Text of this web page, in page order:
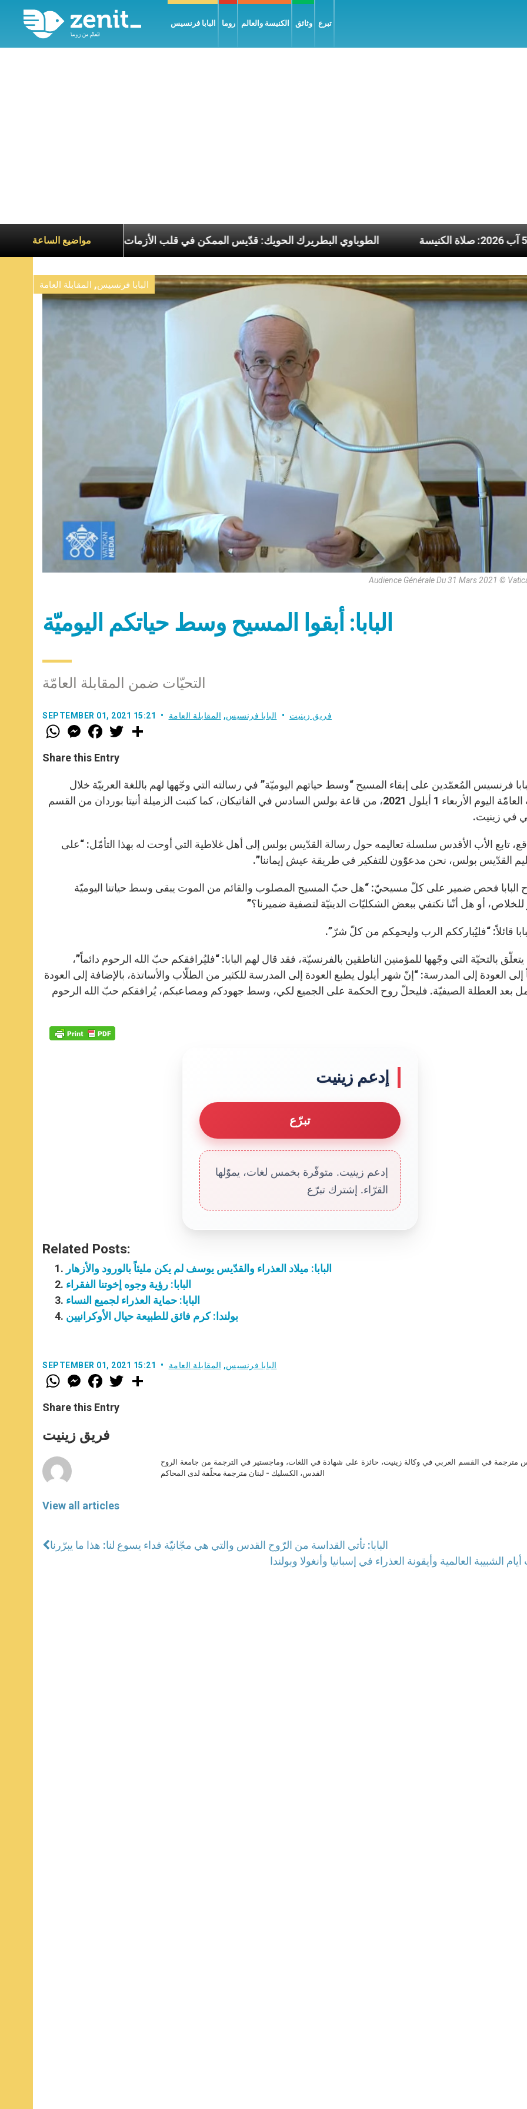
البابا فرنسيس روما الكنيسة والعالم وثائق تبرع
مواضيع الساعةالطوباوي البطريرك الحويك: قدّيس الممكن في قلب الأزمات 5 آب 2026: صلاة الكنيسة
البابا فرنسيس, المقابلة العامة
Audience Générale Du 31 Mars 2021 ©
البابا: أبقوا المسيح وسط حياتكم اليوميّة
التحيّات ضمن المقابلة العامّة
SEPTEMBER 01, 2021 15:21 فريق زينيت البابا فرنسيس, المقابلة العامة
W
h
t
s
M
e
s
e
g
e
r
F
a
e
b
o
k
w
r
Share this Entry
فرنسيس المُعمّدين على إبقاء المسيح “وسط حياتهم اليوميّة” في رسالته التي وجّهها لهم باللغة العربيّة خلال
المقابلة العامّة اليوم الأربعاء 1 أيلول 2021، من قاعة بولس السادس في الفاتيكان، كما كتبت الزميلة أنيتا بوردان من القسم
في زينيت.
تابع الأب الأقدس سلسلة تعاليمه حول رسالة القدّيس بولس إلى أهل غلاطية التي أوحت له بهذا التأمّل: “على
القدّيس بولس، نحن مدعوّون للتفكير في طريقة عيش إيماننا”.
البابا فحص ضمير على كلّ مسيحيّ: “هل حبّ المسيح المصلوب والقائم من الموت يبقى وسط حياتنا اليوميّة
أو هل أنّنا نكتفي ببعض الشكليّات الدينيّة لتصفية ضميرنا؟”
قائلاً: “فليُبارككم الرب وليحمِكم من كلّ شرّ”.
يتعلّق بالتحيّة التي وجّهها للمؤمنين الناطقين بالفرنسيّة، فقد قال لهم البابا: “فليُرافقكم حبّ الله الرحوم دائماً”،
العودة إلى المدرسة: “إنّ شهر أيلول يطبع العودة إلى المدرسة للكثير من الطلّاب والأساتذة، بالإضافة إلى العودة
بعد العطلة الصيفيّة. فليحلّ روح الحكمة على الجميع لكي، وسط جهودكم ومصاعبكم، يُرافقكم حبّ الله الرحوم
إدعم زينيت
تبرّع
إدعم زينيت. متوفّرة بخمس لغات، يموّلها
القرّاء. إشترك تبرّع
Related Posts:
البابا: ميلاد العذراء والقدّيس يوسف لم يكن مليئاً بالورود والأزهار
البابا: رؤية وجوه إخوتنا الفقراء
البابا: حماية العذراء لجميع النساء
بولندا: كرم فائق للطبيعة حيال الأوكرانيين
SEPTEMBER 01, 2021 15:21 البابا فرنسيس, المقابلة العامة
W
h
t
s
p
p
M
e
s
e
g
e
F
a
e
b
o
k
w
Share this Entry
فريق زينيت
View all articles
في القسم العربي في وكالة زينيت، حائزة على شهادة في اللغات، وماجستير في الترجمة من جامعة الروح
القدس، الكسليك - لبنان مترجمة محلّفة لدى المحاكم
البابا: تأتي القداسة من الرّوح القدس والتي هي مجّانيّة فداء يسوع لنا: هذا ما يبرّرنا
الشبيبة العالمية وأيقونة العذراء في إسبانيا وأنغولا وبولندا